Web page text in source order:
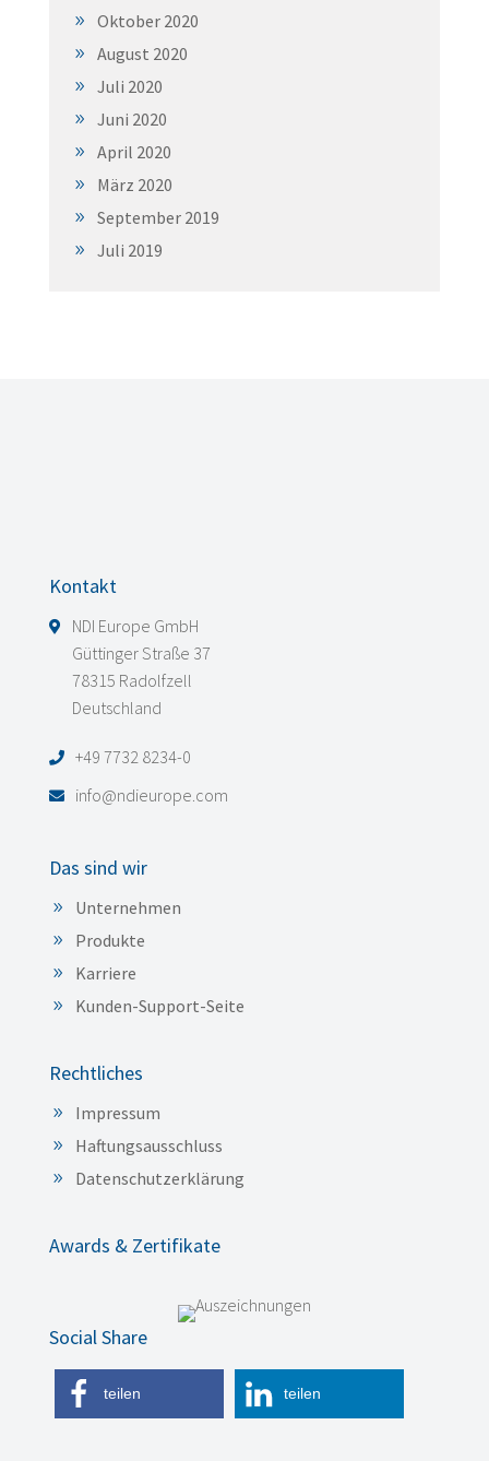
Oktober 2020
August 2020
Juli 2020
Juni 2020
April 2020
März 2020
September 2019
Juli 2019
Kontakt
NDI Europe GmbH
Güttinger Straße 37
78315 Radolfzell
Deutschland
+49 7732 8234-0
info@ndieurope.com
Das sind wir
Unternehmen
Produkte
Karriere
Kunden-Support-Seite
Rechtliches
Impressum
Haftungsausschluss
Datenschutzerklärung
Awards & Zertifikate
Social Share
teilen teilen